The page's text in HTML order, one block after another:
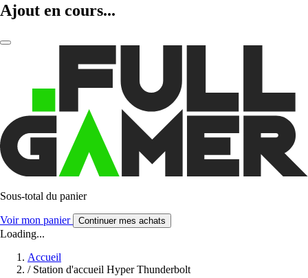
Ajout en cours...
Sous-total du panier
Voir mon panier Continuer mes achats
Loading...
Accueil
/ Station d'accueil Hyper Thunderbolt